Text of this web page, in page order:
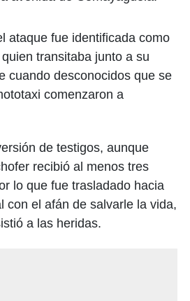
ataque fue identificada como
transitaba junto a su
cuando desconocidos que se
comenzaron a
de testigos, aunque
recibió al menos tres
lo que fue trasladado hacia
con el afán de salvarle la vida,
a las heridas.